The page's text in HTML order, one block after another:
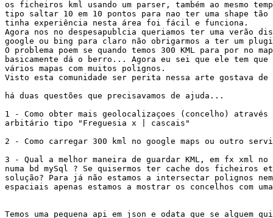
os ficheiros kml usando um parser, também ao mesmo
tipo saltar 10 em 10 pontos para nao ter uma shape tão
tinha experiência nesta área foi fácil e funciona.
Agora nos no despesapublcia queriamos ter uma verão
google ou bing para claro não obrigarmos a ter um
O problema poem se quando temos 300 KML para por no
basicamente dá o berro... Agora eu sei que ele tem
vários mapas com muitos polignos.
Visto esta comunidade ser perita nessa arte gostava
há duas questões que precisavamos de ajuda...
1 - Como obter mais geolocalizaçoes (concelho) através
arbitário tipo "Freguesia x | cascais"
2 - Como carregar 300 kml no google maps ou outro
3 - Qual a melhor maneira de guardar KML, em fx xml no
numa bd mySql ? Se quisermos ter cache dos ficheiros
solução? Para já não estamos a intersectar polignos
espaciais apenas estamos a mostrar os concelhos com
Temos uma pequena api em json e odata que se alguem